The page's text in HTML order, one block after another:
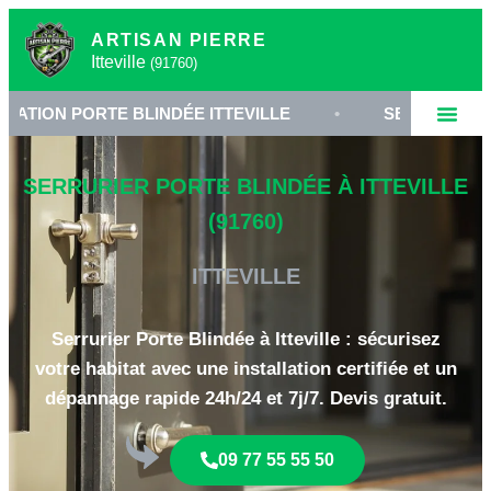
ARTISAN PIERRE
Itteville (91760)
BLINDÉE ITTEVILLE • SERRURERIE HAUTE
SERRURIER PORTE BLINDÉE À ITTEVILLE
(91760)
ITTEVILLE
Serrurier Porte Blindée à Itteville : sécurisez
votre habitat avec une installation certifiée et un
dépannage rapide 24h/24 et 7j/7. Devis gratuit.
09 77 55 55 50